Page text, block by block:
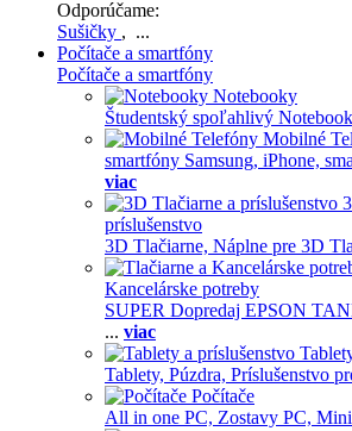
Odporúčame:
Sušičky , ...
Počítače a smartfóny
Počítače a smartfóny
Notebooky
Študentský spoľahlivý
Mobilné
smartfóny Samsung, iPhone,
viac
príslušenstvo
3D Tlačiarne, Náplne pre 3D
Kancelárske potreby
SUPER Dopredaj EPSON
... viac
Tablety, Púzdra, Príslušenstvo
Počítače
All in one PC, Zostavy PC,